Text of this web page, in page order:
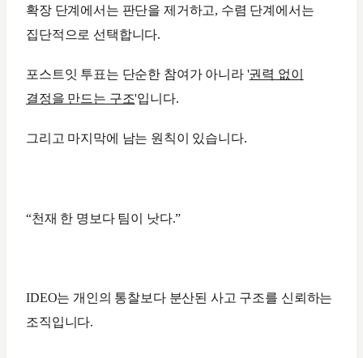
확장 단계에서는 판단을 제거하고, 수렴 단계에서는
집단적으로 선택합니다.
포스트잇 투표는 단순한 참여가 아니라 '권력 없이
결정을 만드는 구조'입니다.
그리고 마지막에 남는 원칙이 있습니다.
“천재 한 명보다 팀이 낫다.”
IDEO는 개인의 통찰보다 분산된 사고 구조를 신뢰하는
조직입니다.